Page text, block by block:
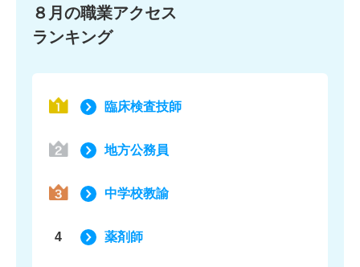
８月の職業アクセス
ランキング
臨床検査技師
地方公務員
中学校教諭
4 薬剤師